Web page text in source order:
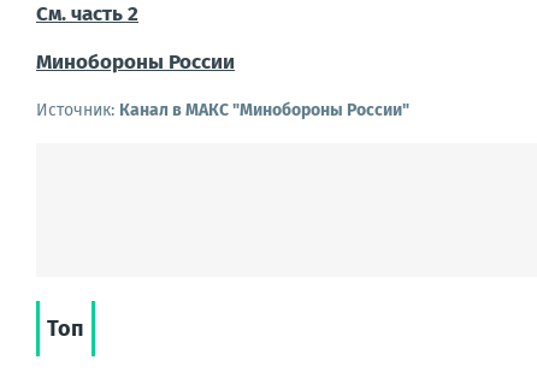
См. часть 2
Минобороны России
Источник: Канал в МАКС "Минобороны России"
Топ